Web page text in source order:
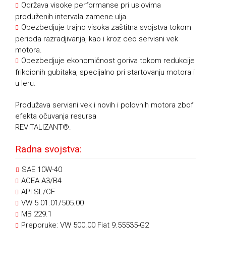
Održava visoke performanse pri uslovima
produženih intervala zamene ulja.
Obezbedjuje trajno visoka zaštitna svojstva tokom
perioda razradjivanja, kao i kroz ceo servisni vek
motora.
Obezbedjuje ekonomičnost goriva tokom redukcije
frikcionih gubitaka, specijalno pri startovanju motora i
u leru.
Produžava servisni vek i novih i polovnih motora zbof
efekta očuvanja resursa
REVITALIZANT®.
Radna svojstva:
SAE 10W-40
ACEA A3/B4
API SL/CF
VW 5 01.01/505.00
MB 229.1
Preporuke: VW 500.00 Fiat 9.55535-G2